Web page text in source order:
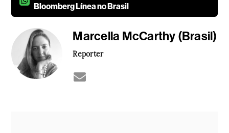
Bloomberg Línea no Brasil
Marcella McCarthy (Brasil)
Reporter